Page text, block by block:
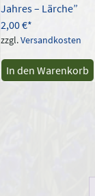
Jahres – Lärche”
2,00€
zzgl.Versandkosten
In den Warenkorb